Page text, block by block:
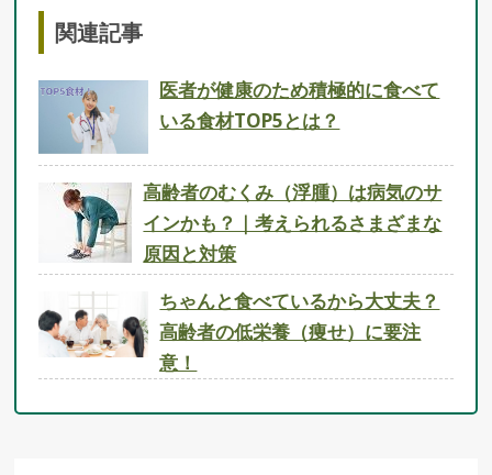
関連記事
医者が健康のため積極的に食べて
いる食材TOP5とは？
高齢者のむくみ（浮腫）は病気のサ
インかも？｜考えられるさまざまな
原因と対策
ちゃんと食べているから大丈夫？
高齢者の低栄養（痩せ）に要注
意！